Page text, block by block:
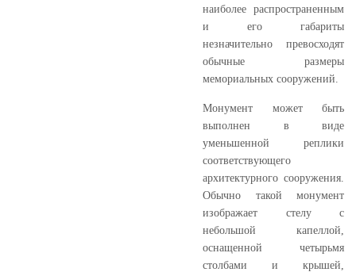
наиболее распространенным
и его габариты
незначительно превосходят
обычные размеры
мемориальных сооружений.
Монумент может быть
выполнен в виде
уменьшенной реплики
соответствующего
архитектурного сооружения.
Обычно такой монумент
изображает стелу с
небольшой капеллой,
оснащенной четырьмя
столбами и крышей,